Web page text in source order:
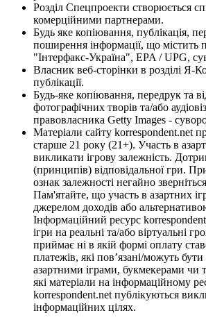
Розділ Спецпроекти створюється
комерційними партнерами.
Будь яке копіювання, публікація,
поширення інформації, що містить
"Інтерфакс-Україна", EPA / UPG,
Власник веб-сторінки в розділі Я-
публікації.
Будь-яке копіювання, передрук та
фотографічних творів та/або
правовласника Getty Images -
Матеріали сайту korrespondent.net
старше 21 року (21+). Участь в
викликати ігрову залежність.
(принципів) відповідальної гри.
ознак залежності негайно
Пам'ятайте, що участь в азартних
джерелом доходів або
Інформаційний ресурс
ігри на реальні та/або віртуальні
приймає ні в якій формі оплату
платежів, які пов’язані/можуть бути
азартними іграми, букмекерами чи
які матеріали на інформаційному
korrespondent.net публікуються
інформаційних цілях.